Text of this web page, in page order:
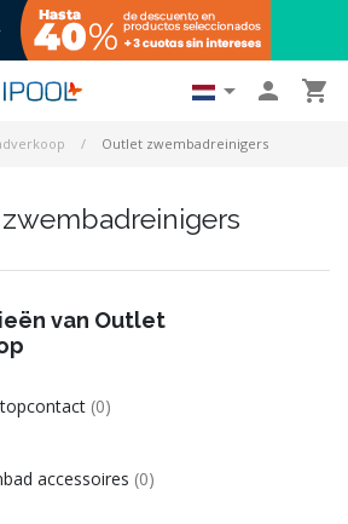
  
Outlet zwembadreinigers
van Outlet
(0)
accessoires (0)